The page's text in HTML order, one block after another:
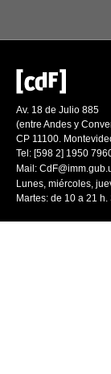
Av. 18 de Julio 885
(entre Andes y
CP 11100.
Tel: [598 2] 1950
Mail:
Lunes, miércoles,
Martes: de 10 a 21